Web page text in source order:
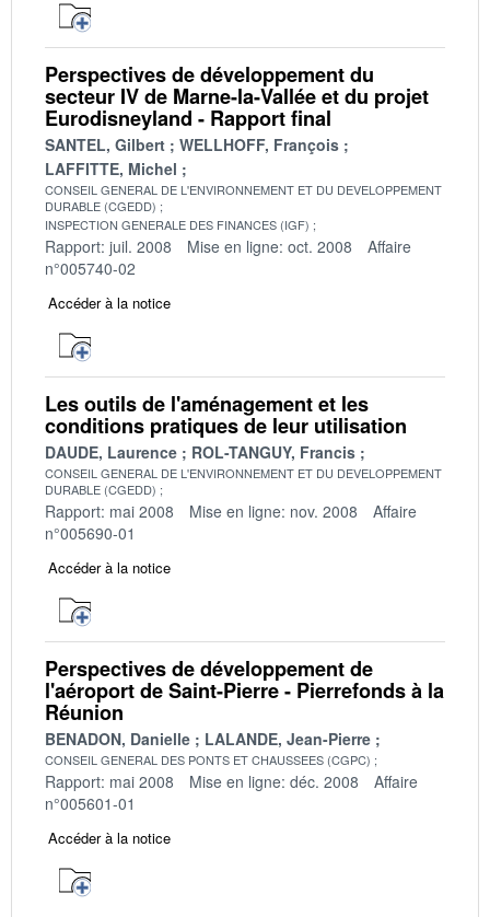
Perspectives de développement du
secteur IV de Marne-la-Vallée et du projet
Eurodisneyland - Rapport final
SANTEL, Gilbert
WELLHOFF, François
LAFFITTE, Michel
CONSEIL GENERAL DE L'ENVIRONNEMENT ET DU DEVELOPPEMENT
DURABLE (CGEDD)
INSPECTION GENERALE DES FINANCES (IGF)
Rapport: juil. 2008 Mise en ligne: oct. 2008
Affaire
n°005740-02
Accéder à la notice
Les outils de l'aménagement et les
conditions pratiques de leur utilisation
DAUDE, Laurence ROL-TANGUY, Francis
CONSEIL GENERAL DE L'ENVIRONNEMENT ET DU DEVELOPPEMENT
DURABLE (CGEDD)
Rapport: mai 2008 Mise en ligne: nov. 2008
Affaire
n°005690-01
Accéder à la notice
Perspectives de développement de
l'aéroport de Saint-Pierre - Pierrefonds à la
Réunion
BENADON, Danielle LALANDE, Jean-Pierre
CONSEIL GENERAL DES PONTS ET CHAUSSEES (CGPC)
Rapport: mai 2008 Mise en ligne: déc. 2008
Affaire
n°005601-01
Accéder à la notice